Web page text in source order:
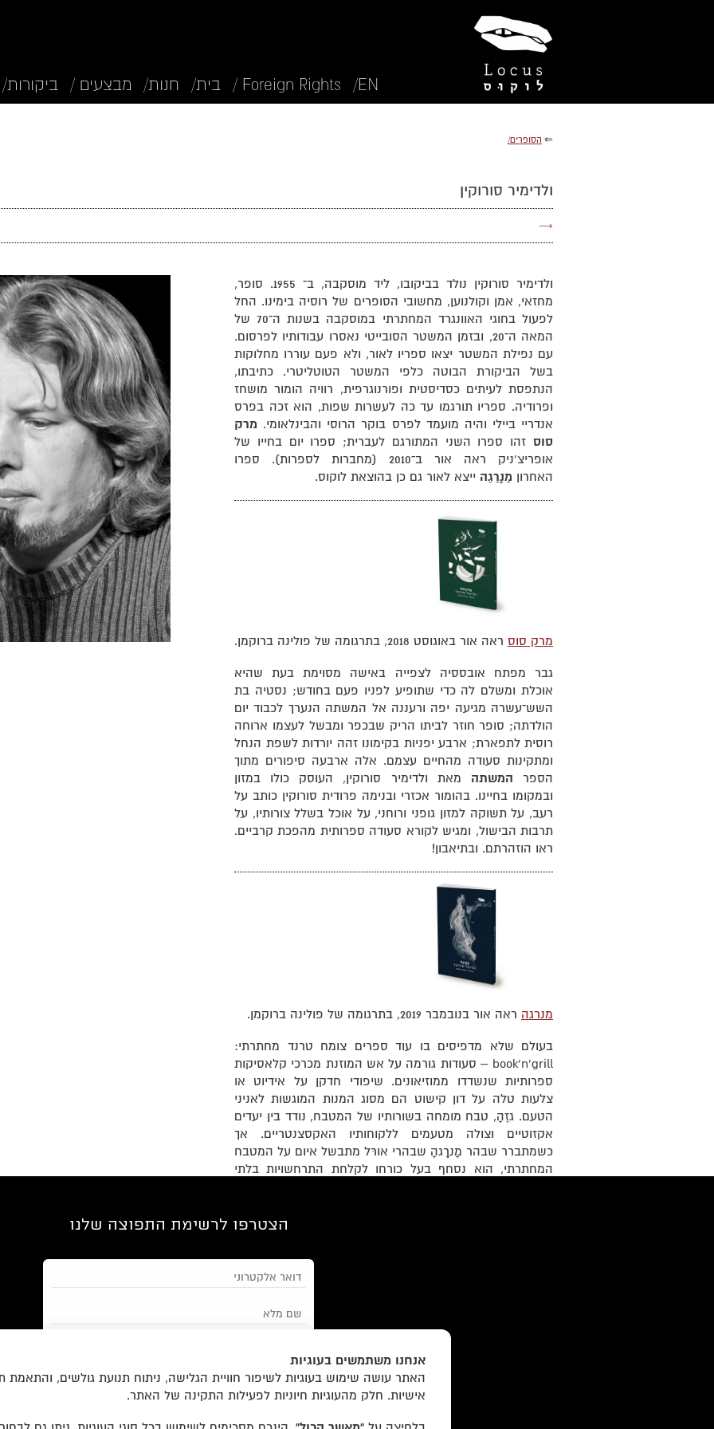
EN/
Foreign Rights / בית/ חנות/ מבצעים / ביקורות/
⇐ הסופרים/
ולדימיר סורוקין
→
ולדימיר סורוקין נולד בביקובו, ליד מוסקבה, ב־ 1955. סופר,
מחזאי, אמן וקולנוען, מחשובי הסופרים של רוסיה בימינו. החל
לפעול בחוגי האוונגרד המחתרתי במוסקבה בשנות ה־70 של
המאה ה־20, ובזמן המשטר הסובייטי נאסרו עבודותיו לפרסום.
עם נפילת המשטר יצאו ספריו לאור, ולא פעם עוררו מחלוקות
בשל הביקורת הבוטה כלפי המשטר הטוטליטרי. כתיבתו,
הנתפסת לעיתים כסדיסטית ופורנוגרפית, רוויה הומור מושחז
ופרודיה. ספריו תורגמו עד כה לעשרות שפות, הוא זכה בפרס
אנדריי ביילי והיה מועמד לפרס בוקר הרוסי והבינלאומי. מרק
סוס זהו ספרו השני המתורגם לעברית; ספרו יום בחייו של
אופריצ'ניק ראה אור ב־2010 (מחברות לספרות). ספרו
האחרון מַנַָרַגַה ייצא לאור גם כן בהוצאת לוקוס.
מרק סוס ראה אור באוגוסט 2018, בתרגומה של פולינה ברוקמן.
גבר מפתח אובססיה לצפייה באישה מסוימת בעת שהיא
אוכלת ומשלם לה כדי שתופיע לפניו פעם בחודש; נסטיה בת
השש־עשרה מגיעה יפה ורעננה אל המשתה הנערך לכבוד יום
הולדתה; סופר חוזר לביתו הריק שבכפר ומבשל לעצמו ארוחה
רוסית לתפארת; ארבע יפניות בקימונו זהה יורדות לשפת הנחל
ומתקינות סעודה מהחיים עצמם. אלה ארבעה סיפורים מתוך
הספר המשתה מאת ולדימיר סורוקין, העוסק כולו במזון
ובמקומו בחיינו. בהומור אכזרי ובנימה פרודית סורוקין כותב על
רעב, על תשוקה למזון גופני ורוחני, על אוכל בשלל צורותיו, על
תרבות הבישול, ומגיש לקורא סעודה ספרותית מהפכת קרביים.
ראו הוזהרתם. ובתיאבון!
מנרגה ראה אור בנובמבר 2019, בתרגומה של פולינה ברוקמן.
בעולם שלא מדפיסים בו עוד ספרים צומח טרנד מחתרתי:
book'n'grill – סעודות גורמה על אש המוזנת מכרכי קלאסיקות
ספרותיות שנשדדו ממוזיאונים. שיפודי חדקן על אידיוט או
צלעות טלה על דון קישוט הם מסוג המנות המוגשות לאניני
הטעם. גזֶהָ, טבח מומחה בשורותיו של המטבח, נודד בין יעדים
אקזוטיים וצולה מטעמים ללקוחותיו האקסצנטריים. אך
כשמתברר שבהר מָנרָָגהָ שבהרי אורּל מתבשל איום על המטבח
המחתרתי, הוא נסחף בעל כורחו לקלחת התרחשויות בלתי
»
הצטרפו לרשימת התפוצה שלנו
הודעות מאתר זה בלבד (לא ספאם)
רשימת חנויות פרטיות
אנחנו משתמשים בעוגיות
האתר עושה שימוש בעוגיות לשיפור חוויית הגלישה, ניתוח תנועת גולשים, והתאמת
אישיות. חלק מהעוגיות חיוניות לפעילות התקינה של האתר.